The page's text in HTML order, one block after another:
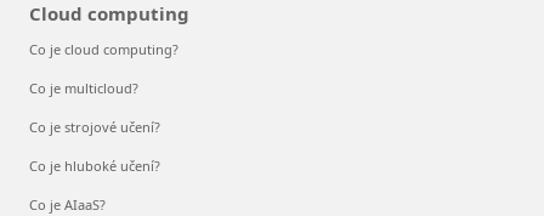
Cloud computing
Co je cloud computing?
Co je multicloud?
Co je strojové učení?
Co je hluboké učení?
Co je AIaaS?